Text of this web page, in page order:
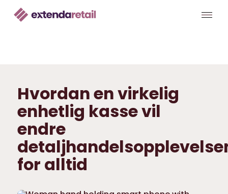
Hvordan en virkelig
enhetlig kasse vil
endre
for alltid